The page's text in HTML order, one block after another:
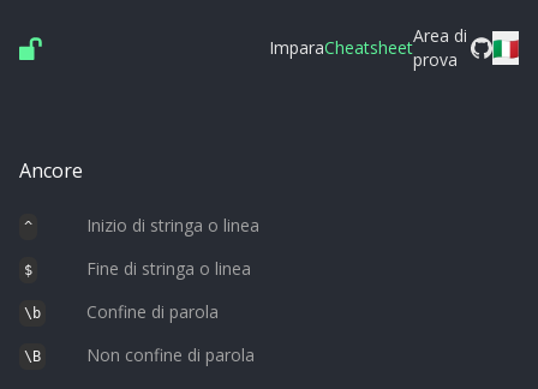
ImparaCheatsheet
Area di
prova
🇮🇹
Ancore
^ Inizio di stringa o linea
$ Fine di stringa o linea
\b Confine di parola
\B Non confine di parola